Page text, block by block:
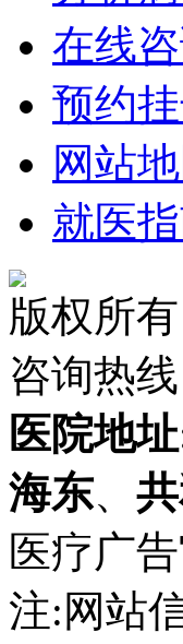
在线
预约
网站
就医
版权所有
咨询热
医院地址
海东、
医疗广
注:网站